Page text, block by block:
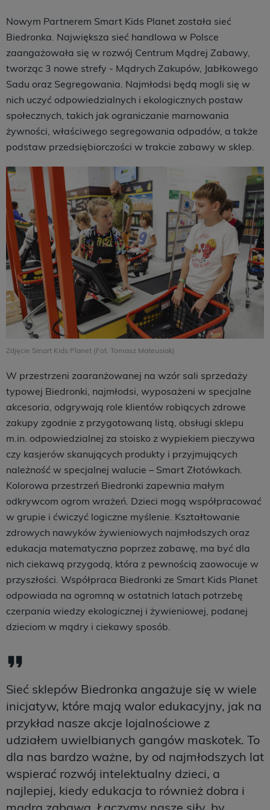
Nowym Partnerem Smart Kids Planet została sieć
Biedronka. Największa sieć handlowa w Polsce
zaangażowała się w rozwój Centrum Mądrej Zabawy,
tworząc 3 nowe strefy - Mądrych Zakupów, Jabłkowego
Sadu oraz Segregowania. Najmłodsi będą mogli się w
nich uczyć odpowiedzialnych i ekologicznych postaw
społecznych, takich jak ograniczanie marnowania
żywności, właściwego segregowania odpadów, a także
podstaw przedsiębiorczości w trakcie zabawy w sklep.
Zdjęcie Smart Kids Planet (Fot. Tomasz Mateusiak)
W przestrzeni zaaranżowanej na wzór sali sprzedaży
typowej Biedronki, najmłodsi, wyposażeni w specjalne
akcesoria, odgrywają role klientów robiących zdrowe
zakupy zgodnie z przygotowaną listą, obsługi sklepu
m.in. odpowiedzialnej za stoisko z wypiekiem pieczywa
czy kasjerów skanujących produkty i przyjmujących
należność w specjalnej walucie – Smart Złotówkach.
Kolorowa przestrzeń Biedronki zapewnia małym
odkrywcom ogrom wrażeń. Dzieci mogą współpracować
w grupie i ćwiczyć logiczne myślenie. Kształtowanie
zdrowych nawyków żywieniowych najmłodszych oraz
edukacja matematyczna poprzez zabawę, ma być dla
nich ciekawą przygodą, która z pewnością zaowocuje w
przyszłości. Współpraca Biedronki ze Smart Kids Planet
odpowiada na ogromną w ostatnich latach potrzebę
czerpania wiedzy ekologicznej i żywieniowej, podanej
dzieciom w mądry i ciekawy sposób.
Sieć sklepów Biedronka angażuje się w wiele
inicjatyw, które mają walor edukacyjny, jak na
przykład nasze akcje lojalnościowe z
udziałem uwielbianych gangów maskotek. To
dla nas bardzo ważne, by od najmłodszych lat
wspierać rozwój intelektualny dzieci, a
najlepiej, kiedy edukacja to również dobra i